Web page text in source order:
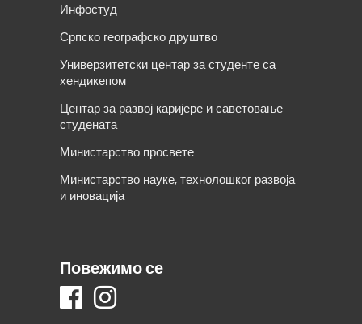
Инфостуд
Српско географско друштво
Универзитетски центар за студенте са
хендикепом
Центар за развој каријере и саветовање
студената
Министарство просвете
Министарство науке, технолошког развоја
и иновација
Повежимо се